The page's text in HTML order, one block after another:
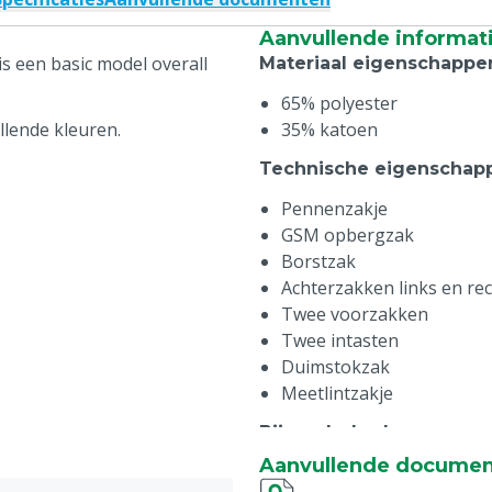
een basic model overall
kleuren.
Aanvullende
Materiaal
65% polyester
35% katoen
Technische
Pennenzakje
GSM opbergzak
Borstzak
Achterzakken links en
Twee voorzakken
Twee intasten
Duimstokzak
Meetlintzakje
Bijzonderheden
Voorzien van MS
Aanvullende